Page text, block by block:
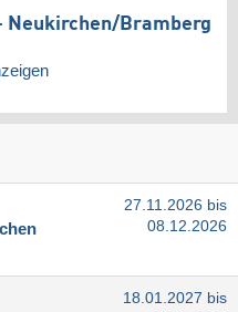
Neukirchen/​Bramberg
27.11.2026 bis
08.12.2026
18.01.2027 bis